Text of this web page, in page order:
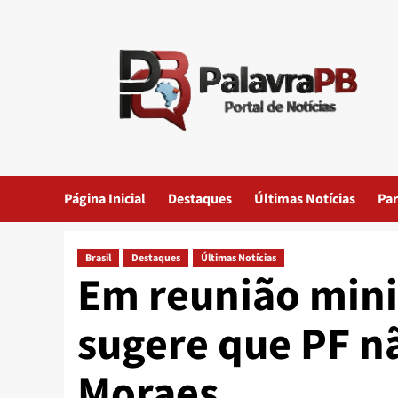
Página Inicial Destaques Últimas Notícias
Brasil Destaques Últimas Notícias
Em reunião
sugere que PF